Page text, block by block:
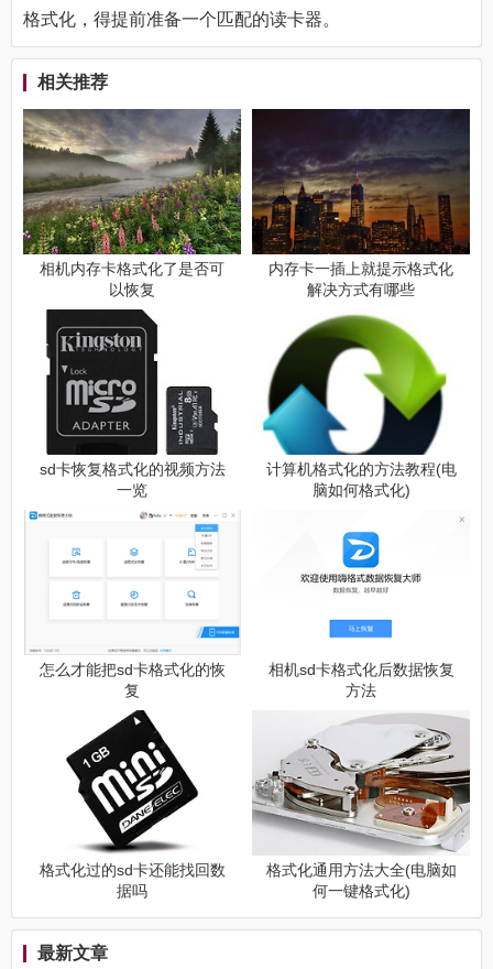
格式化，得提前准备一个匹配的读卡器。
相关推荐
相机内存卡格式化了是否可
以恢复
内存卡一插上就提示格式化
解决方式有哪些
sd卡恢复格式化的视频方法
一览
计算机格式化的方法教程(电
脑如何格式化)
怎么才能把sd卡格式化的恢
复
相机sd卡格式化后数据恢复
方法
格式化过的sd卡还能找回数
据吗
格式化通用方法大全(电脑如
何一键格式化)
最新文章